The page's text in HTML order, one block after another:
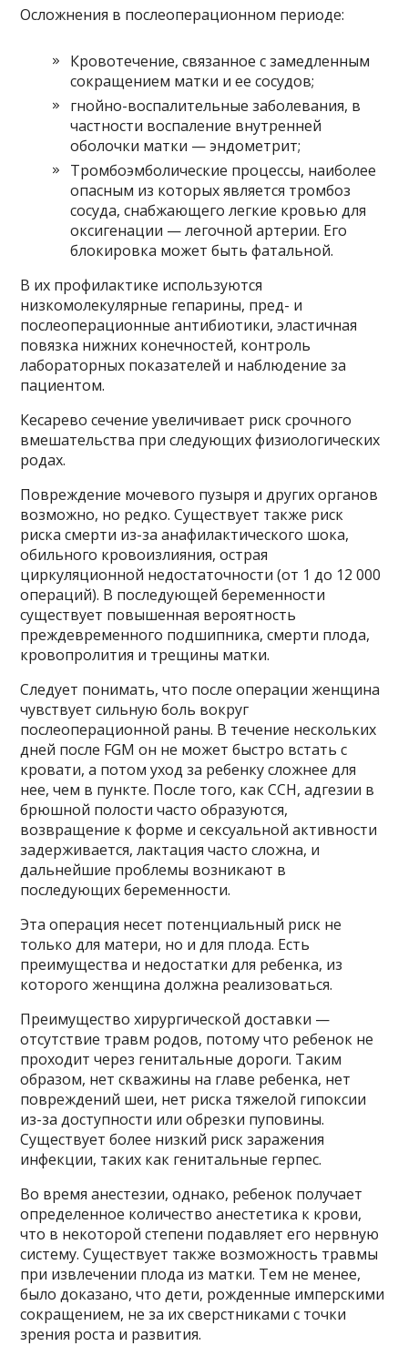
Осложнения в послеоперационном периоде:
Кровотечение, связанное с замедленным
сокращением матки и ее сосудов;
гнойно-воспалительные заболевания, в
частности воспаление внутренней
оболочки матки — эндометрит;
Тромбоэмболические процессы, наиболее
опасным из которых является тромбоз
сосуда, снабжающего легкие кровью для
оксигенации — легочной артерии. Его
блокировка может быть фатальной.
В их профилактике используются
низкомолекулярные гепарины, пред- и
послеоперационные антибиотики, эластичная
повязка нижних конечностей, контроль
лабораторных показателей и наблюдение за
пациентом.
Кесарево сечение увеличивает риск срочного
вмешательства при следующих физиологических
родах.
Повреждение мочевого пузыря и других органов
возможно, но редко. Существует также риск
риска смерти из-за анафилактического шока,
обильного кровоизлияния, острая
циркуляционной недостаточности (от 1 до 12 000
операций). В последующей беременности
существует повышенная вероятность
преждевременного подшипника, смерти плода,
кровопролития и трещины матки.
Следует понимать, что после операции женщина
чувствует сильную боль вокруг
послеоперационной раны. В течение нескольких
дней после FGM он не может быстро встать с
кровати, а потом уход за ребенку сложнее для
нее, чем в пункте. После того, как CCH, адгезии в
брюшной полости часто образуются,
возвращение к форме и сексуальной активности
задерживается, лактация часто сложна, и
дальнейшие проблемы возникают в
последующих беременности.
Эта операция несет потенциальный риск не
только для матери, но и для плода. Есть
преимущества и недостатки для ребенка, из
которого женщина должна реализоваться.
Преимущество хирургической доставки —
отсутствие травм родов, потому что ребенок не
проходит через генитальные дороги. Таким
образом, нет скважины на главе ребенка, нет
повреждений шеи, нет риска тяжелой гипоксии
из-за доступности или обрезки пуповины.
Существует более низкий риск заражения
инфекции, таких как генитальные герпес.
Во время анестезии, однако, ребенок получает
определенное количество анестетика к крови,
что в некоторой степени подавляет его нервную
систему. Существует также возможность травмы
при извлечении плода из матки. Тем не менее,
было доказано, что дети, рожденные имперскими
сокращением, не за их сверстниками с точки
зрения роста и развития.